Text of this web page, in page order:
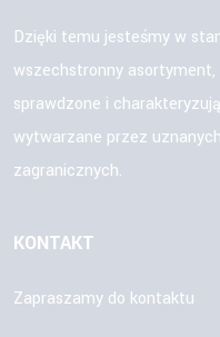
Dzięki temu jesteśmy w
wszechstronny
sprawdzone i
wytwarzane przez
zagranicznych.
KONTAKT
Zapraszamy do kontaktu